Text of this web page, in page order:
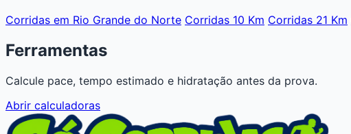
Corridas em Rio Grande do Norte Corridas 10 Km Corridas 21 Km
Ferramentas
Calcule pace, tempo estimado e hidratação antes da prova.
Abrir calculadoras